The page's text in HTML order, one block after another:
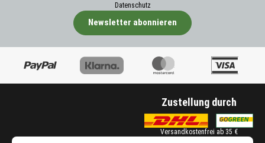
Datenschutz
Newsletter abonnieren
Zustellung durch
Versandkostenfrei ab 35 €